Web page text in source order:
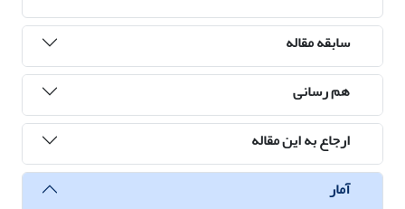
سابقه مقاله
هم رسانی
ارجاع به این مقاله
آمار